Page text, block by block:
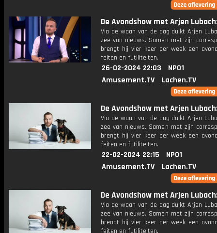
De Avondshow met Arjen
Via de waan van de dag duikt Arjen
zee van nieuws. Samen met zijn
brengt hij vier keer per week een
feiten en futiliteiten.
26-02-2024 22:03
NPO1
Amusement.TV
Lachen.TV
De Avondshow met Arjen
Via de waan van de dag duikt Arjen
zee van nieuws. Samen met zijn
brengt hij vier keer per week een
feiten en futiliteiten.
22-02-2024 22:15
NPO1
Amusement.TV
Lachen.TV
De Avondshow met Arjen
Via de waan van de dag duikt Arjen
zee van nieuws. Samen met zijn
brengt hij vier keer per week een
feiten en futiliteiten.